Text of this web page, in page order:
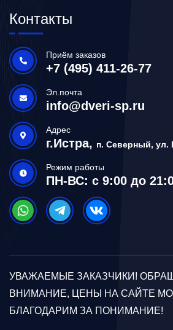
Контакты
Приём заказов
+7 (495) 411-26-77
Эл.почта
info@dveri-sp.ru
Адрес
г.Истра, п. Северный, ул.
Режим работы
ПН-ВС: с 9:00 до
УВАЖАЕМЫЕ ЗАКАЗЧИКИ!
ВНИМАНИЕ, ЦЕНЫ НА САЙТЕ
БЛАГОДАРИМ ЗА ПОНИМАНИЕ!